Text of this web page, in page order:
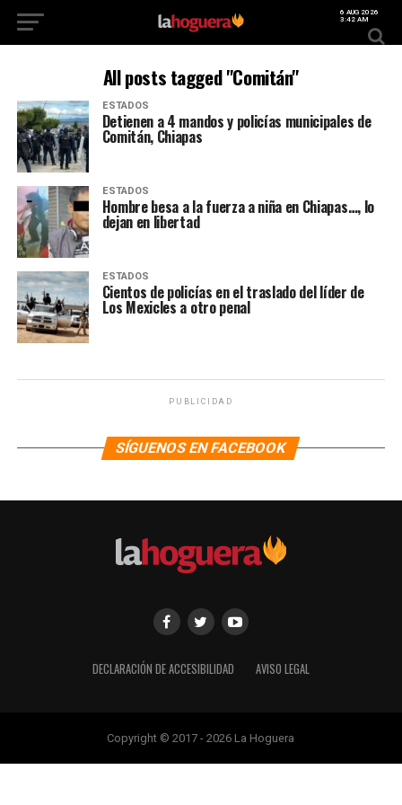
6 AUG 2026
3:42 AM
All posts tagged "Comitán"
ESTADOS
Detienen a 4 mandos y policías municipales de
Comitán, Chiapas
ESTADOS
Hombre besa a la fuerza a niña en Chiapas…, lo
dejan en libertad
ESTADOS
Cientos de policías en el traslado del líder de
Los Mexicles a otro penal
PUBLICIDAD
SÍGUENOS EN FACEBOOK
DECLARACIÓN DE ACCESIBILIDAD AVISO LEGAL
Copyright © 2017 - 2026 La Hoguera